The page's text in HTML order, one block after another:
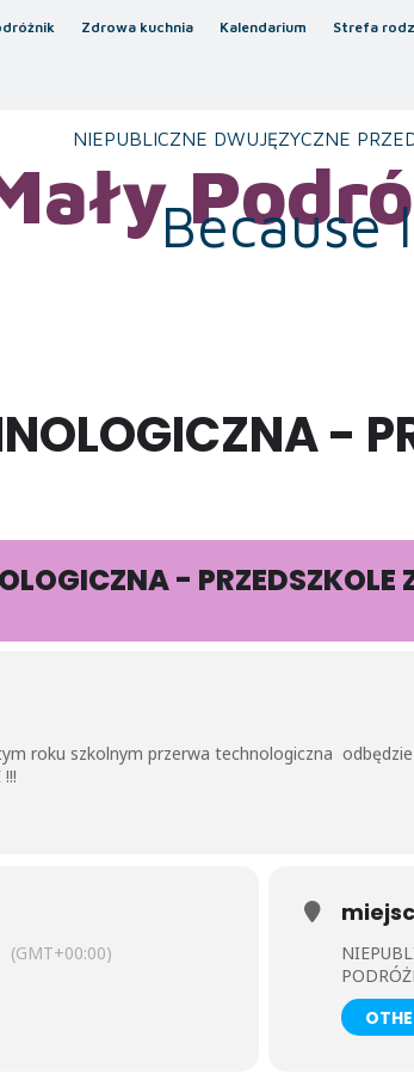
Zdrowa kuchnia Kalendarium Strefa
NIEPUBLICZNE DWUJĘZYCZNE
Because
-
- PRZEDSZKOLE
roku szkolnym przerwa technologiczna
(GMT+00:00)